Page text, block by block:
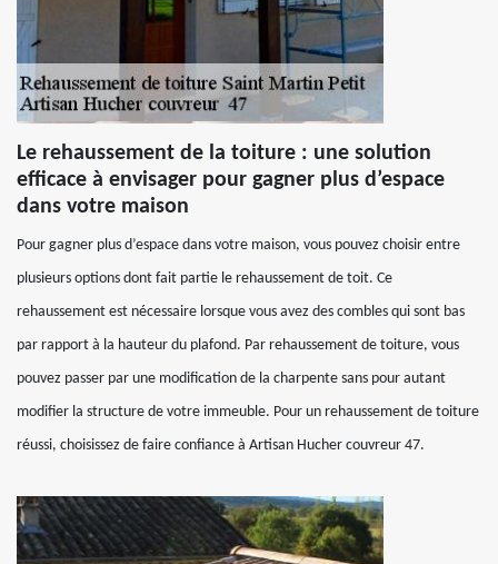
Le rehaussement de la toiture : une solution
efficace à envisager pour gagner plus d’espace
dans votre maison
Pour gagner plus d’espace dans votre maison, vous pouvez choisir entre
plusieurs options dont fait partie le rehaussement de toit. Ce
rehaussement est nécessaire lorsque vous avez des combles qui sont bas
par rapport à la hauteur du plafond. Par rehaussement de toiture, vous
pouvez passer par une modification de la charpente sans pour autant
modifier la structure de votre immeuble. Pour un rehaussement de toiture
réussi, choisissez de faire confiance à Artisan Hucher couvreur 47.